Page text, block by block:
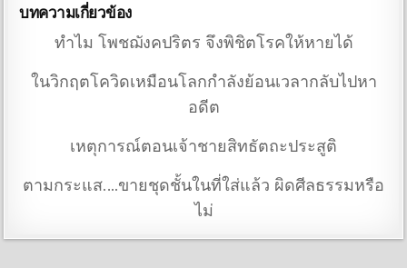
บทความเกี่ยวข้อง
ทำไม โพชฌังคปริตร จึงพิชิตโรคให้หายได้
ในวิกฤตโควิดเหมือนโลกกำลังย้อนเวลากลับไปหา
อดีต
เหตุการณ์ตอนเจ้าชายสิทธัตถะประสูติ
ตามกระแส….ขายชุดชั้นในที่ใส่แล้ว ผิดศีลธรรมหรือ
ไม่